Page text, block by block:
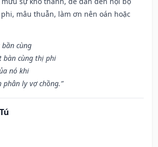
mâu thuẫn, làm ơn nên oán hoặc
bần cùng
bàn cùng thị phi
nó khi
phân ly vợ chồng.”